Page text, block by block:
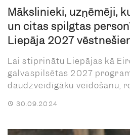
Mākslinieki, uzņēmēji,
un citas spilgtas
Liepāja 2027
Lai stiprinātu Liepājas kā
galvaspilsētas 2027
daudzveidīgāku veidošanu,
30.09.2024